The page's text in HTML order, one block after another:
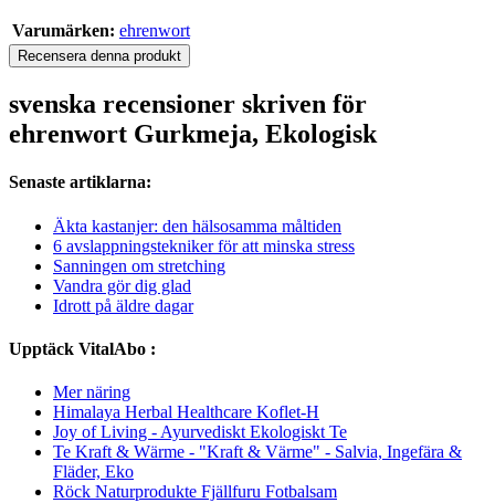
Varumärken: ehrenwort
Recensera denna produkt
svenska recensioner skriven för
ehrenwort Gurkmeja, Ekologisk
Senaste artiklarna:
Äkta kastanjer: den hälsosamma måltiden
6 avslappningstekniker för att minska stress
Sanningen om stretching
Vandra gör dig glad
Idrott på äldre dagar
Upptäck VitalAbo :
Mer näring
Himalaya Herbal Healthcare Koflet-H
Joy of Living - Ayurvediskt Ekologiskt Te
Te Kraft & Wärme - "Kraft & Värme" - Salvia, Ingefära &
Fläder, Eko
Röck Naturprodukte Fjällfuru Fotbalsam